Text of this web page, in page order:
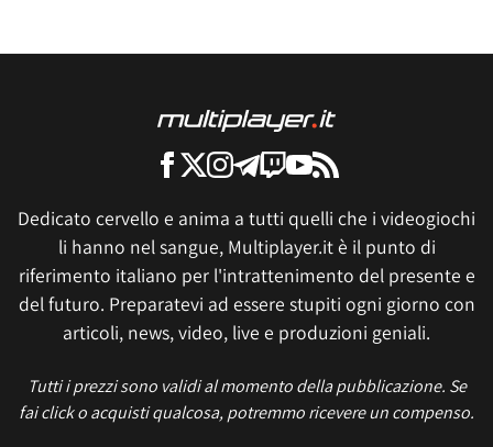
Dedicato cervello e anima a tutti quelli che i videogiochi
li hanno nel sangue, Multiplayer.it è il punto di
riferimento italiano per l'intrattenimento del presente e
del futuro. Preparatevi ad essere stupiti ogni giorno con
articoli, news, video, live e produzioni geniali.
Tutti i prezzi sono validi al momento della pubblicazione. Se
fai click o acquisti qualcosa, potremmo ricevere un compenso.